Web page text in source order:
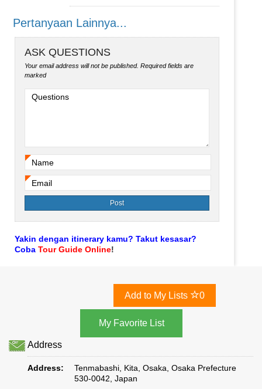
Pertanyaan Lainnya...
ASK QUESTIONS
Your email address will not be published. Required fields are
marked
Questions
Name
Email
Yakin dengan itinerary kamu? Takut kesasar?
Coba Tour Guide Online!
Add to My Lists 0
Address
Address:
Tenmabashi, Kita, Osaka, Osaka Prefecture
530-0042, Japan